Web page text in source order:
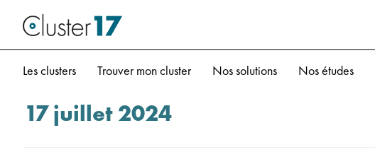
Les clusters Trouver mon cluster Nos solutions Nos études
17 juillet 2024